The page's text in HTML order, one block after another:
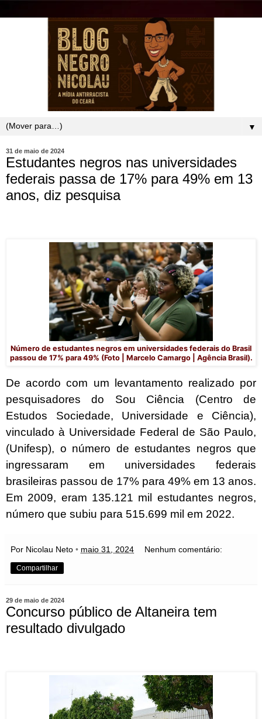
▼
31 de maio de 2024
Estudantes negros nas universidades
federais passa de 17% para 49% em 13
anos, diz pesquisa
Número de estudantes negros em universidades federais do Brasil
passou de 17% para 49% (Foto | Marcelo Camargo | Agência Brasil).
De acordo com um levantamento realizado por
pesquisadores do Sou Ciência (Centro de
Estudos Sociedade, Universidade e Ciência),
vinculado à Universidade Federal de São Paulo,
(Unifesp), o número de estudantes negros que
ingressaram em universidades federais
brasileiras passou de 17% para 49% em 13 anos.
Em 2009, eram 135.121 mil estudantes negros,
número que subiu para 515.699 mil em 2022.
Por Nicolau Neto • maio 31, 2024 Nenhum comentário:
Compartilhar
29 de maio de 2024
Concurso público de Altaneira tem
resultado divulgado